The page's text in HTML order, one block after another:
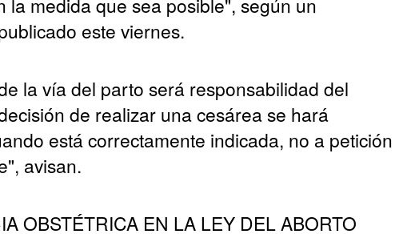
este viernes.
la vía del parto será responsabilidad del
de realizar una cesárea se hará
está correctamente indicada, no a petición
avisan.
OBSTÉTRICA EN LA LEY DEL ABORTO